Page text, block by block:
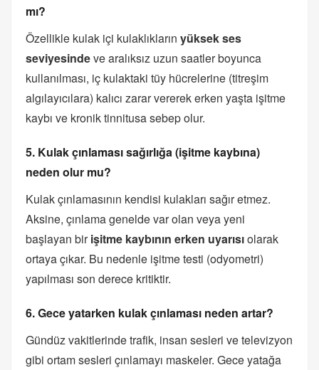
mı?
Özellikle kulak içi kulaklıkların yüksek ses
seviyesindeve aralıksız uzun saatler boyunca
kullanılması, iç kulaktaki tüy hücrelerine (titreşim
algılayıcılara) kalıcı zarar vererek erken yaşta işitme
kaybı ve kronik tinnitusa sebep olur.
5. Kulak çınlaması sağırlığa (işitme kaybına)
neden olur mu?
Kulak çınlamasının kendisi kulakları sağır etmez.
Aksine, çınlama genelde var olan veya yeni
başlayan birişitme kaybının erken uyarısıolarak
ortaya çıkar. Bu nedenle işitme testi (odyometri)
yapılması son derece kritiktir.
6. Gece yatarken kulak çınlaması neden artar?
Gündüz vakitlerinde trafik, insan sesleri ve televizyon
gibi ortam sesleri çınlamayı maskeler. Gece yatağa